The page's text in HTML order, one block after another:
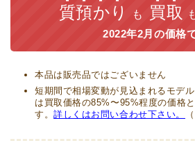
質預かり も 買取
2022年2月の価格
本品は販売品ではございません
短期間で相場変動が見込まれるモデ
は買取価格の85%〜95%程度の価格
す。詳しくはお問い合わせ下さい。